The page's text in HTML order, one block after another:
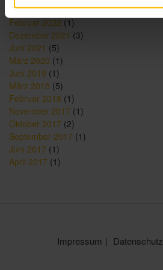
Mai 2022(1)
Februar 2022 (1)
Dezember 2021 (3)
Juni 2021 (5)
März 2020 (1)
Juni 2019 (1)
März 2018 (5)
Februar 2018 (1)
November 2017 (1)
Oktober 2017 (2)
September 2017 (1)
Juni 2017 (1)
April 2017 (1)
Impressum Datenschutz